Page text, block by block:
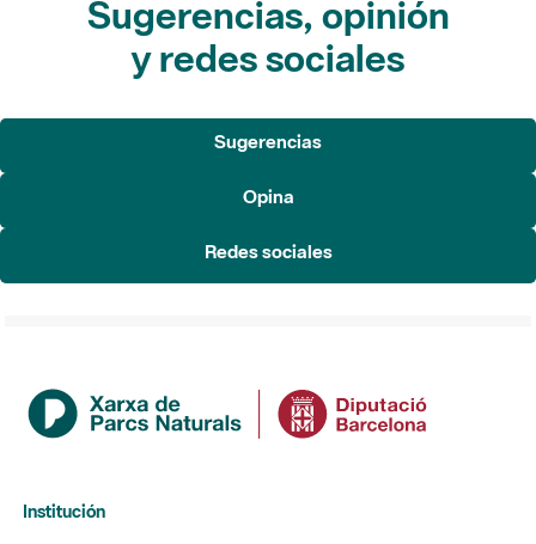
Sugerencias
Redes sociales
Institución
Contacto